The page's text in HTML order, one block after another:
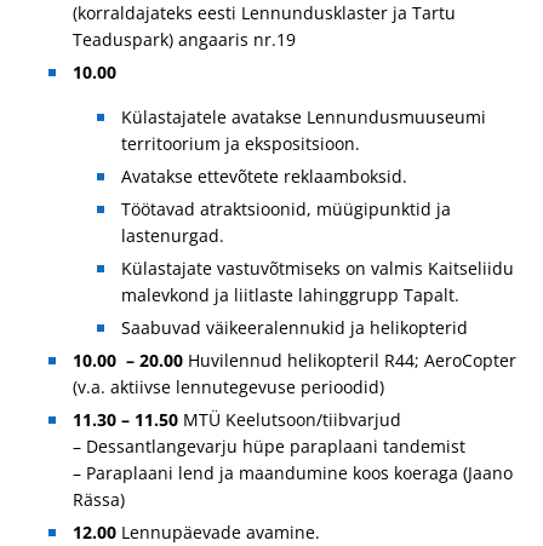
(korraldajateks eesti Lennundusklaster ja Tartu
Teaduspark) angaaris nr.19
10.00
Külastajatele avatakse Lennundusmuuseumi
territoorium ja ekspositsioon.
Avatakse ettevõtete reklaamboksid.
Töötavad atraktsioonid, müügipunktid ja
lastenurgad.
Külastajate vastuvõtmiseks on valmis Kaitseliidu
malevkond ja liitlaste lahinggrupp Tapalt.
Saabuvad väikeeralennukid ja helikopterid
10.00 – 20.00 Huvilennud helikopteril R44; AeroCopter
(v.a. aktiivse lennutegevuse perioodid)
11.30 – 11.50 MTÜ Keelutsoon/tiibvarjud
– Dessantlangevarju hüpe paraplaani tandemist
– Paraplaani lend ja maandumine koos koeraga (Jaano
Rässa)
12.00 Lennupäevade avamine.